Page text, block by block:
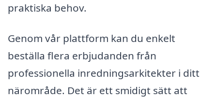
praktiska behov.
Genom vår plattform kan du enkelt
beställa flera erbjudanden från
professionella inredningsarkitekter i ditt
närområde. Det är ett smidigt sätt att